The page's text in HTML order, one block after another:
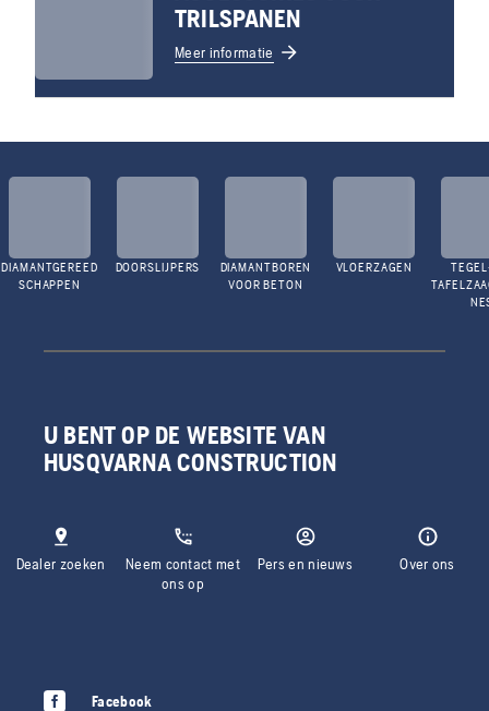
TRILSPANEN
Meer informatie
DIAMANTGEREED
SCHAPPEN
DOORSLIJPERS
DIAMANTBOREN
VOOR BETON
VLOERZAGEN
U BENT OP DE WEBSITE VAN
HUSQVARNA CONSTRUCTION
Dealer zoeken
Neem contact met
ons op
Pers en nieuws Over ons
Facebook